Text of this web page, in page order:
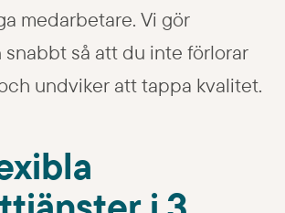
medarbetare. Vi gör
så att du inte förlorar
undviker att tappa kvalitet.